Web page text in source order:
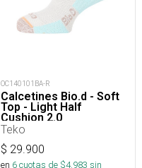
OC140101BA-R
Calcetines Bio.d - Soft
Top - Light Half
Cushion 2.0
Teko
$ 29.900
en 6cuotas de $4.983 sin